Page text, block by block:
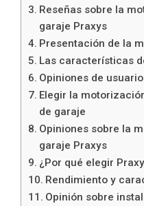
Reseñas sobre la
garaje Praxys
Presentación de la
Las características
Opiniones de
Elegir la
de garaje
Opiniones sobre la
garaje Praxys
¿Por qué elegir
Rendimiento y
Opinión sobre